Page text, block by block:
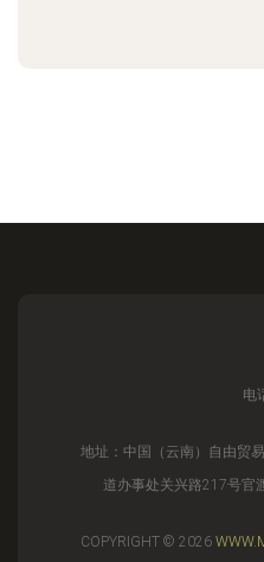
电
地址：中国（云南）自由贸
道办事处关兴路217号官
COPYRIGHT © 2026